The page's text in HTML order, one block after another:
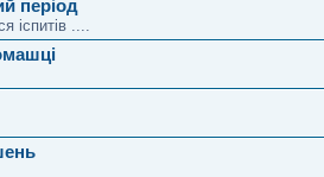
період
іспитів ....